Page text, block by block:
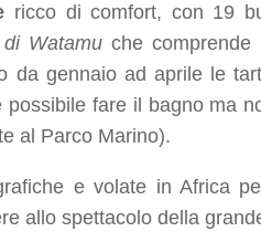
ricco di comfort, con 19
Watamu che
da gennaio ad aprile le
possibile fare il bagno ma
al Parco Marino).
e volate in Africa
allo spettacolo della